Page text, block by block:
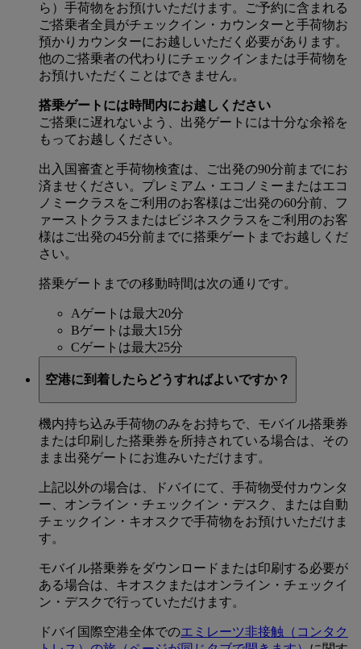
ら）手荷物をお預けいただけます。ご予約に含まれる
ご搭乗者全員がチェックイン・カウンターと手荷物お
預かりカウンターにお越しいただく必要があります。
他のご搭乗者の代わりにチェックインまたは手荷物を
お預けいただくことはできません。
搭乗ゲートには時間内にお越しください
ご搭乗に遅れないよう、出発ゲートには十分な余裕を
もってお越しください。
出入国審査と手荷物検査は、ご出発の90分前までにお
済ませください。プレミアム・エコノミーまたはエコ
ノミークラスをご利用のお客様はご出発の60分前、フ
ァーストクラスまたはビジネスクラスをご利用のお客
様はご出発の45分前までに搭乗ゲートまでお越しくだ
さい。
搭乗ゲートまでの移動時間は次の通りです。
Aゲートは最大20分
Bゲートは最大15分
Cゲートは最大25分
空港に到着したらどうすればよいですか？
機内持ち込み手荷物のみをお持ちで、モバイル搭乗券
または印刷した搭乗券を所持されている場合は、その
まま出発ゲートにお進みいただけます。
上記以外の場合は、ドバイにて、手荷物受付カウンタ
ー、オンライン・チェックイン・デスク、または自動
チェックイン・キオスクで手荷物をお預けいただけま
す。
モバイル搭乗券をダウンロードまたは印刷する必要が
ある場合は、キオスクまたはオンライン・チェックイ
ン・デスクで行っていただけます。
ドバイ国際空港全体でのエミレーツ非接触（コンタク